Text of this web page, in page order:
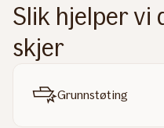
Slik hjelper vi
skjer
Grunnstøting